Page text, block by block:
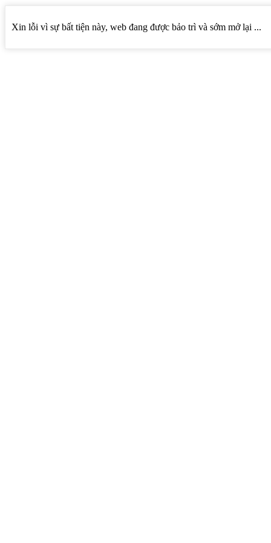
Xin lỗi vì sự bất tiện này, web đang được bảo trì và sớm mở lại ...